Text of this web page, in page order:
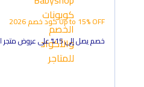
Up to 15% OFFكود خصم2026
خصم يصل إلى 15% على عروض متجر الأطفال